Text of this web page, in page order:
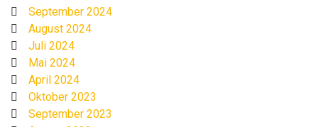
September 2024
August 2024
Juli 2024
Mai 2024
April 2024
Oktober 2023
September 2023